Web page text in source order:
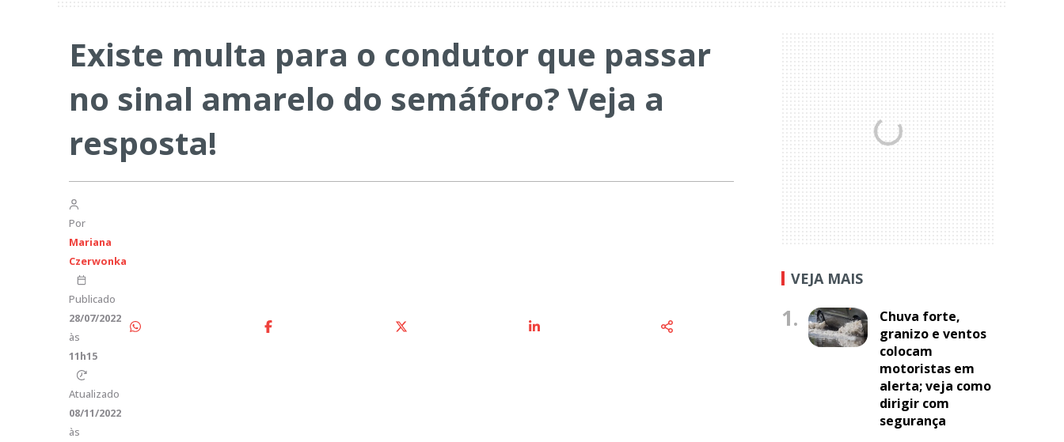
Existe multa para o condutor que passar
no sinal amarelo do semáforo? Veja a
resposta!
Por
Mariana
Czerwonka
Publicado
28/07/2022
às
11h15
Atualizado
08/11/2022
às
VEJA MAIS
1.
Chuva forte,
granizo e ventos
colocam
motoristas em
alerta; veja como
dirigir com
segurança